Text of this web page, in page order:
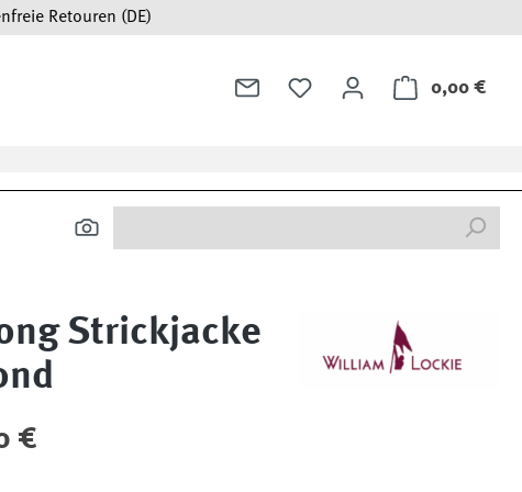
Retouren (DE)
0,00 €
Strickjacke
€